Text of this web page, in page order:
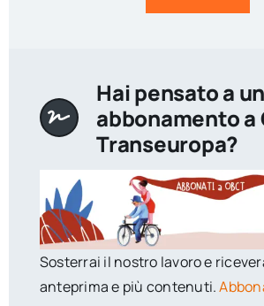
Hai pensato a un
abbonamento a
Transeuropa?
Sosterrai il nostro lavoro e
anteprima e più contenuti.